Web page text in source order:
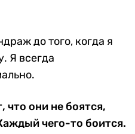
до того, когда я
Я всегда
что они не боятся,
чего-то боится.